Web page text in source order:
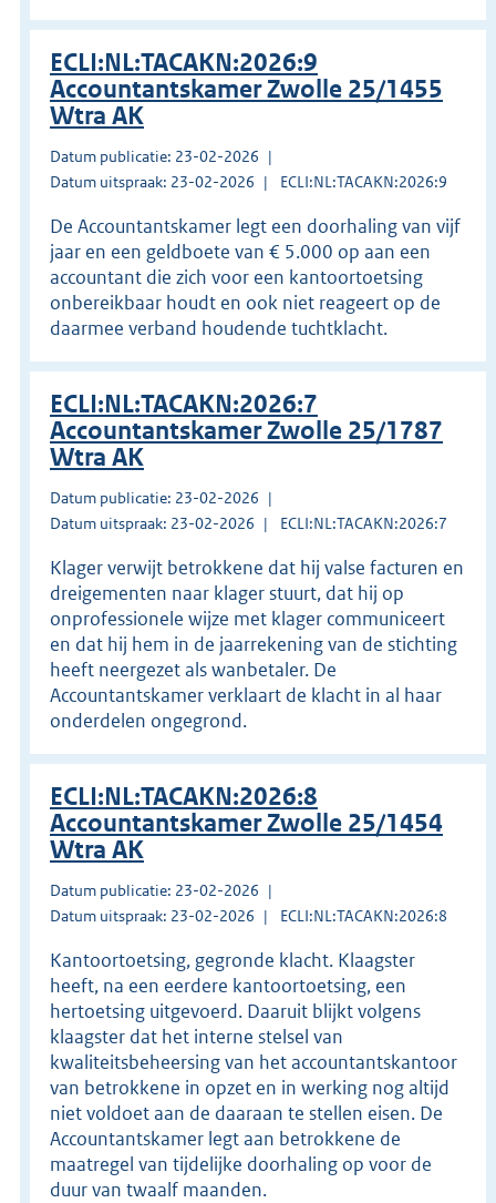
ECLI:NL:TACAKN:2026:9
Accountantskamer Zwolle 25/1455
Wtra AK
Datum publicatie: 23-02-2026
Datum uitspraak: 23-02-2026
ECLI:NL:TACAKN:2026:9
De Accountantskamer legt een doorhaling van vijf
jaar en een geldboete van € 5.000 op aan een
accountant die zich voor een kantoortoetsing
onbereikbaar houdt en ook niet reageert op de
daarmee verband houdende tuchtklacht.
ECLI:NL:TACAKN:2026:7
Accountantskamer Zwolle 25/1787
Wtra AK
Datum publicatie: 23-02-2026
Datum uitspraak: 23-02-2026
ECLI:NL:TACAKN:2026:7
Klager verwijt betrokkene dat hij valse facturen en
dreigementen naar klager stuurt, dat hij op
onprofessionele wijze met klager communiceert
en dat hij hem in de jaarrekening van de stichting
heeft neergezet als wanbetaler. De
Accountantskamer verklaart de klacht in al haar
onderdelen ongegrond.
ECLI:NL:TACAKN:2026:8
Accountantskamer Zwolle 25/1454
Wtra AK
Datum publicatie: 23-02-2026
Datum uitspraak: 23-02-2026
ECLI:NL:TACAKN:2026:8
Kantoortoetsing, gegronde klacht. Klaagster
heeft, na een eerdere kantoortoetsing, een
hertoetsing uitgevoerd. Daaruit blijkt volgens
klaagster dat het interne stelsel van
kwaliteitsbeheersing van het accountantskantoor
van betrokkene in opzet en in werking nog altijd
niet voldoet aan de daaraan te stellen eisen. De
Accountantskamer legt aan betrokkene de
maatregel van tijdelijke doorhaling op voor de
duur van twaalf maanden.